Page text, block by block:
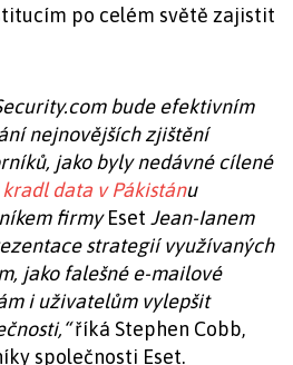
po celém světě zajistit
bude efektivním
nejnovějších zjištění
jako byly nedávné cílené
data v Pákistánu
firmyEset Jean-Ianem
strategií využívaných
jako falešné e-mailové
i uživatelům vylepšit
,“říká Stephen Cobb,
společnosti Eset.